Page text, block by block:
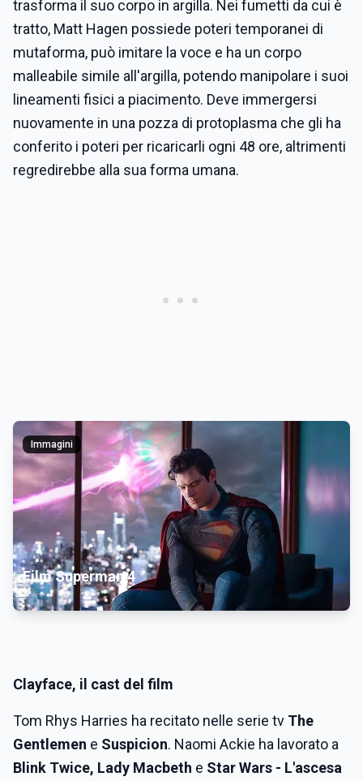
trasforma il suo corpo in argilla. Nei fumetti da cui è
tratto, Matt Hagen possiede poteri temporanei di
mutaforma, può imitare la voce e ha un corpo
malleabile simile all'argilla, potendo manipolare i suoi
lineamenti fisici a piacimento. Deve immergersi
nuovamente in una pozza di protoplasma che gli ha
conferito i poteri per ricaricarli ogni 48 ore, altrimenti
regredirebbe alla sua forma umana.
Immagini
Film Superman 4
Clayface, il cast del film
Tom Rhys Harries ha recitato nelle serie tv The
Gentlemen e Suspicion. Naomi Ackie ha lavorato a
Blink Twice, Lady Macbeth e Star Wars - L'ascesa